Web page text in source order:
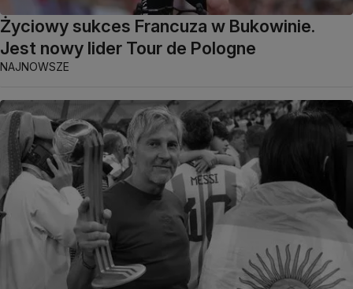
Życiowy sukces Francuza w Bukowinie.
Jest nowy lider Tour de Pologne
NAJNOWSZE